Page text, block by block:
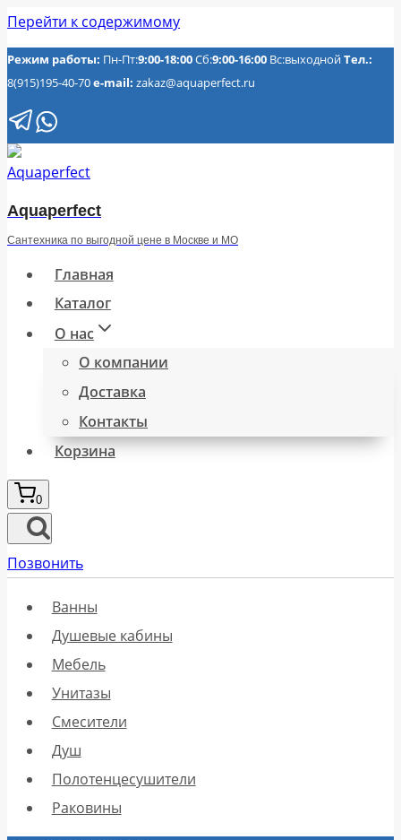
Перейти к содержимому
Режим работы: Пн-Пт:9:00-18:00Сб:9:00-16:00 Вс:выходнойТел.:
8(915)195-40-70e-mail: zakaz@aquaperfect.ru
Aquaperfect
Сантехника по выгодной цене в Москве и МО
Главная
Каталог
О нас
О компании
Доставка
Контакты
Корзина
0
Позвонить
Ванны
Душевые кабины
Мебель
Унитазы
Смесители
Душ
Полотенцесушители
Раковины